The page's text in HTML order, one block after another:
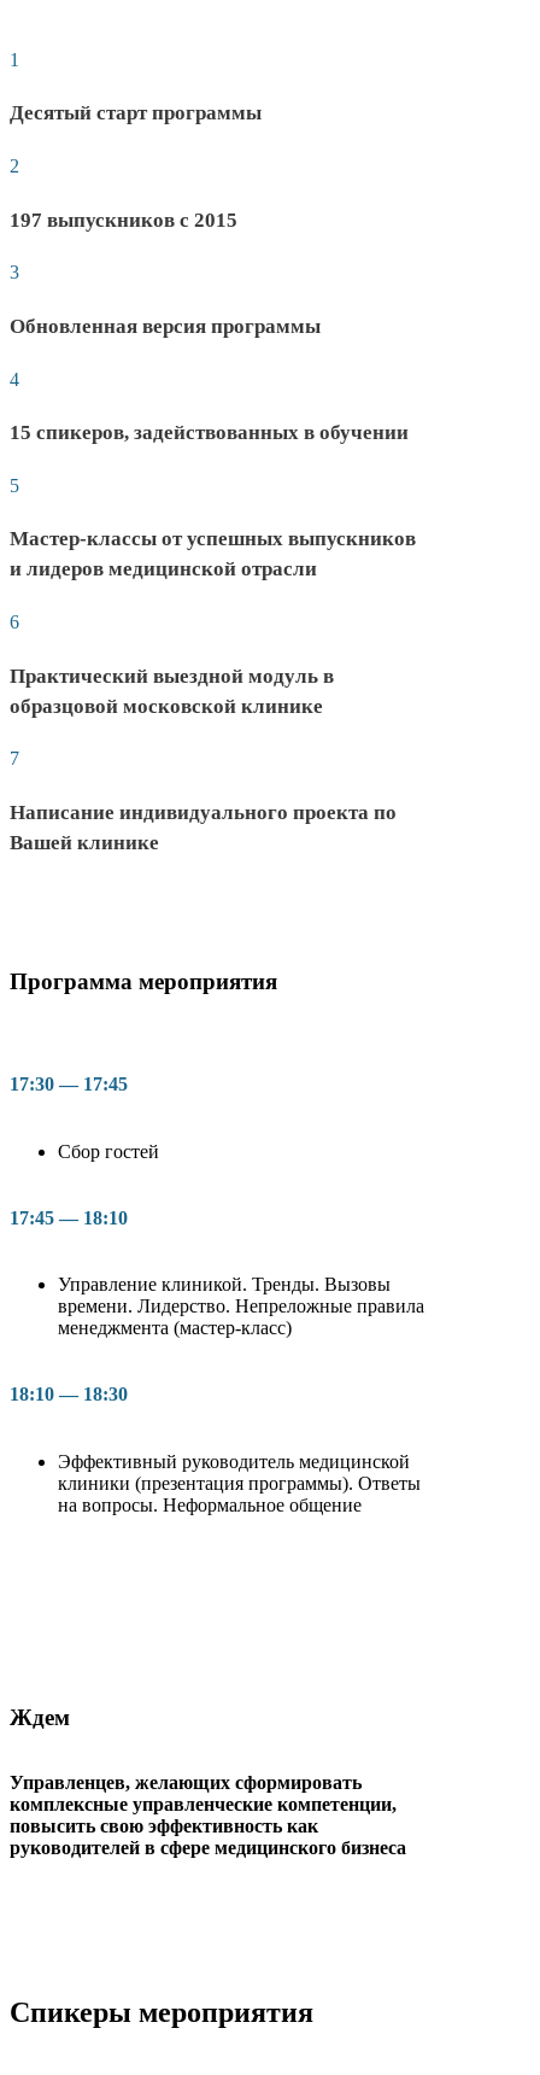
1
Десятый старт программы
2
197 выпускников с 2015
3
Обновленная версия программы
4
15 спикеров, задействованных в обучении
5
Мастер-классы от успешных выпускников
и лидеров медицинской отрасли
6
Практический выездной модуль в
образцовой московской клинике
7
Написание индивидуального проекта по
Вашей клинике
Программа мероприятия
17:30 — 17:45
Сбор гостей
17:45 — 18:10
Управление клиникой. Тренды. Вызовы
времени. Лидерство. Непреложные правила
менеджмента (мастер-класс)
18:10 — 18:30
Эффективный руководитель медицинской
клиники (презентация программы). Ответы
на вопросы. Неформальное общение
Ждем
Управленцев, желающих сформировать
комплексные управленческие компетенции,
повысить свою эффективность как
руководителей в сфере медицинского бизнеса
Спикеры мероприятия